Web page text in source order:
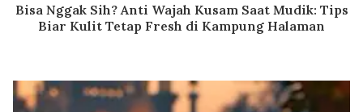
Bisa Nggak Sih? Anti Wajah Kusam Saat Mudik: Tips
Biar Kulit Tetap Fresh di Kampung Halaman